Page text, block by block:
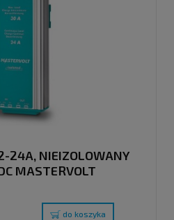
24A, NIEIZOLOWANY
MASTERVOLT
do koszyka